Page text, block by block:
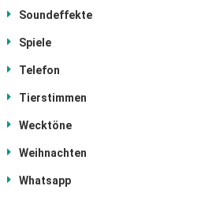
Soundeffekte
Spiele
Telefon
Tierstimmen
Wecktöne
Weihnachten
Whatsapp